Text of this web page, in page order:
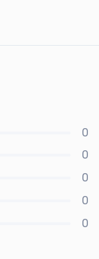
0
0
0
0
0